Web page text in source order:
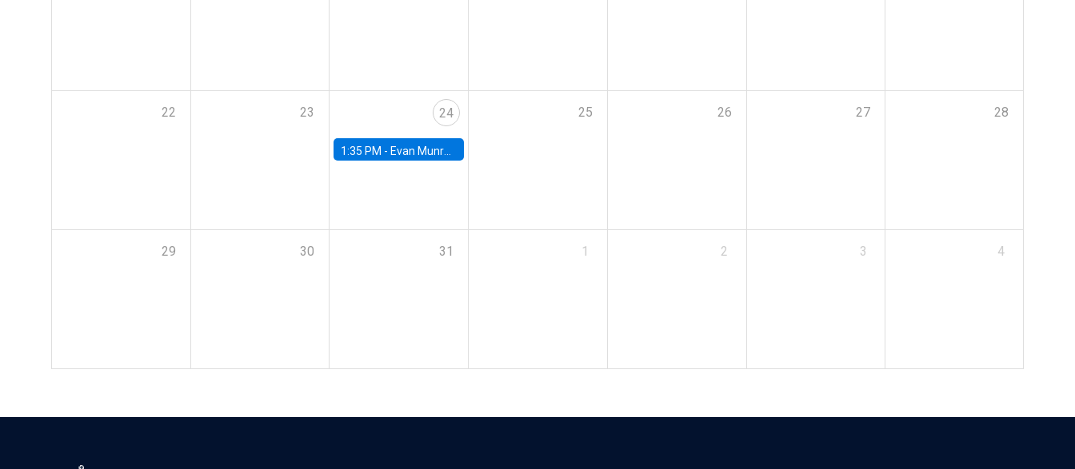
22 23 24
1:35 PM - Evan Munro, Neyman Visiting Assistant Professor in the Department of Statistics at UC Berkeley
25 26 27 28
29 30 31 1 2 3 4